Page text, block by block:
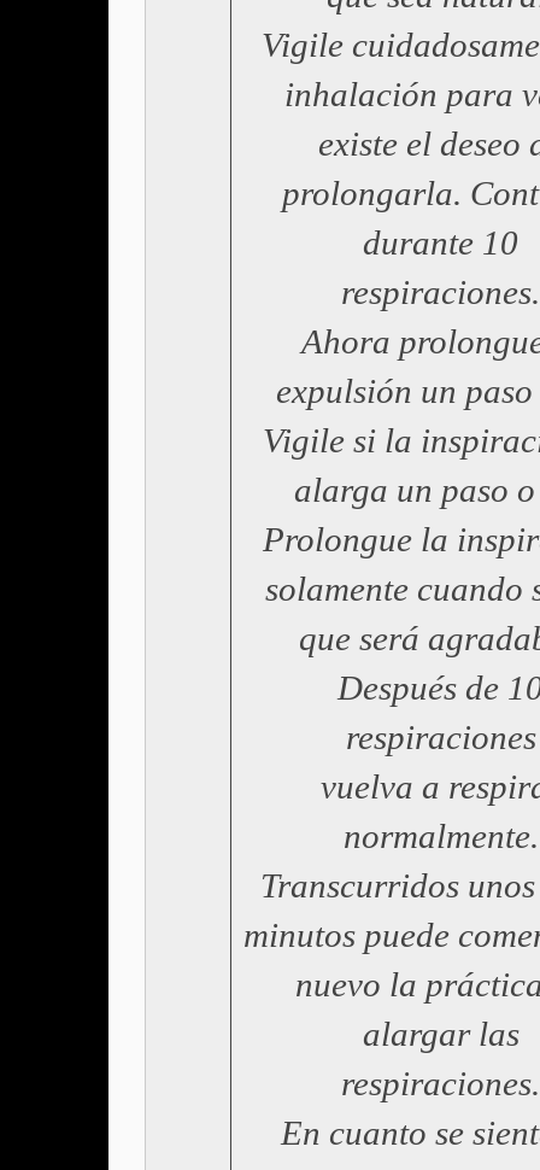
Vigile
inhalación para
existe el deseo
prolongarla.
durante 10
respiraciones.
Ahora
expulsión un paso
Vigile si la
alarga un paso
Prolongue la
solamente cuando
que será
Después de
respiraciones
vuelva a
normalmente.
Transcurridos
minutos puede
nuevo la
alargar las
respiraciones.
En cuanto se